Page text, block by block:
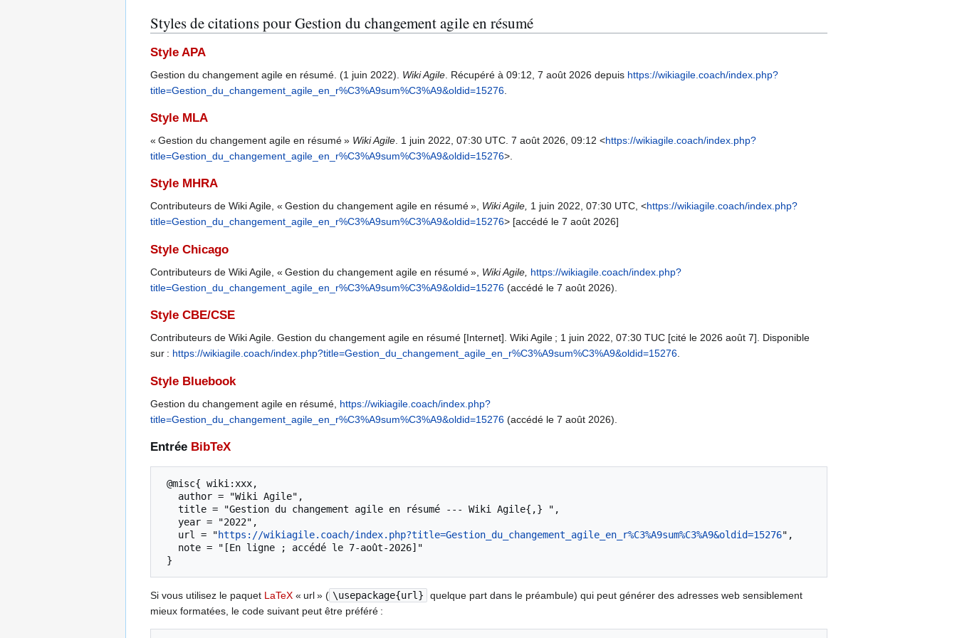
Styles de citations pour Gestion du changement agile en résumé
Style APA
Gestion du changement agile en résumé. (1 juin 2022). Wiki Agile . Récupéré à 09:12, 7 août 2026 depuis https://wikiagile.coach/index.php?
title=Gestion_du_changement_agile_en_r%C3%A9sum%C3%A9&oldid=15276
Style MLA
« Gestion du changement agile en résumé » Wiki Agile . 1 juin 2022, 07:30 UTC. 7 août 2026, 09:12 <https://wikiagile.coach/index.php?
title=Gestion_du_changement_agile_en_r%C3%A9sum%C3%A9&oldid=15276>.
Style MHRA
Contributeurs de Wiki Agile, « Gestion du changement agile en résumé », Wiki Agile, 1 juin 2022, 07:30 UTC, <https://wikiagile.coach/index.php?
title=Gestion_du_changement_agile_en_r%C3%A9sum%C3%A9&oldid=15276> [accédé le 7 août 2026]
Style Chicago
Contributeurs de Wiki Agile, « Gestion du changement agile en résumé », Wiki Agile, https://wikiagile.coach/index.php?
title=Gestion_du_changement_agile_en_r%C3%A9sum%C3%A9&oldid=15276 (accédé le 7 août 2026).
Style CBE/CSE
Contributeurs de Wiki Agile. Gestion du changement agile en résumé [Internet]. Wiki Agile ; 1 juin 2022, 07:30 TUC [cité le 2026 août 7]. Disponible
sur : https://wikiagile.coach/index.php?title=Gestion_du_changement_agile_en_r%C3%A9sum%C3%A9&oldid=15276
Style Bluebook
Gestion du changement agile en résumé, https://wikiagile.coach/index.php?
title=Gestion_du_changement_agile_en_r%C3%A9sum%C3%A9&oldid=15276 (accédé le 7 août 2026).
Entrée BibTeX
   url = "
https://wikiagile.coach/index.php?title=Gestion_du_changement_agile_en_r%C3%A9sum%C3%A9&oldid=15276",
Si vous utilisez le paquet LaTeX « url » ( \usepackage{url}
quelque part dans le préambule) qui peut générer des adresses web sensiblement
mieux formatées, le code suivant peut être préféré :